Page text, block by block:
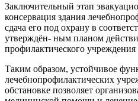
Заключительный этап
консервация здания
сдача его под охрану в
утверждён- ным планом
профилактического
Таким образом, устойчивое
лечебнопрофилактических
обстановке позволяет